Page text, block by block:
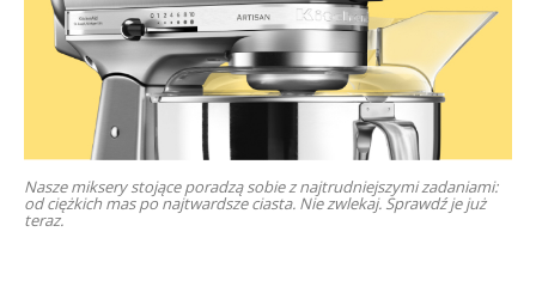
Nasze miksery stojące poradzą sobie z najtrudniejszymi zadaniami:
od ciężkich mas po najtwardsze ciasta. Nie zwlekaj. Sprawdź je już
teraz.